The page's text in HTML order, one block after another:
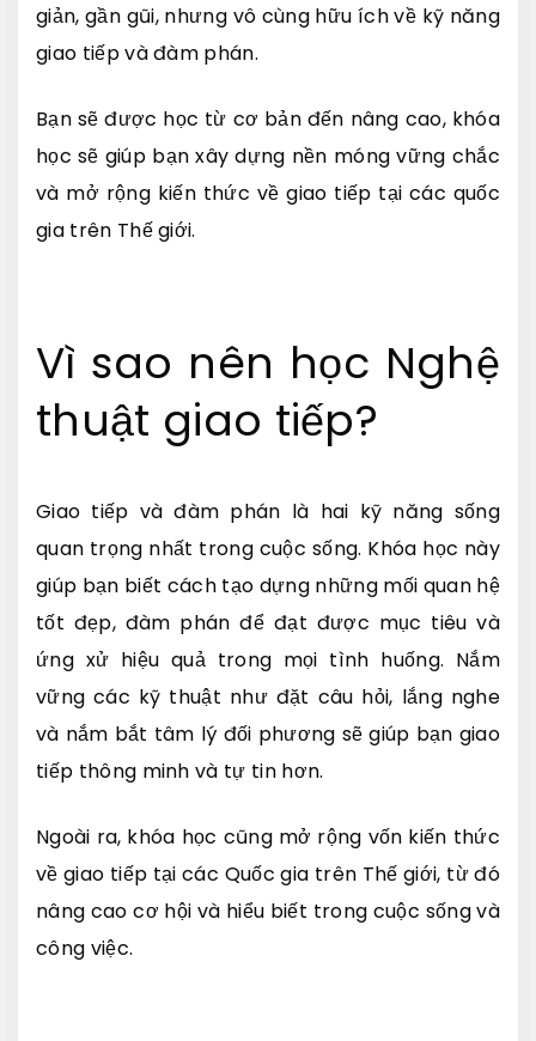
giản, gần gũi, nhưng vô cùng hữu ích về kỹ năng
giao tiếp và đàm phán.
Bạn sẽ được học từ cơ bản đến nâng cao, khóa
học sẽ giúp bạn xây dựng nền móng vững chắc
và mở rộng kiến thức về giao tiếp tại các quốc
gia trên Thế giới.
Vì sao nên học Nghệ
thuật giao tiếp?
Giao tiếp và đàm phán là hai kỹ năng sống
quan trọng nhất trong cuộc sống. Khóa học này
giúp bạn biết cách tạo dựng những mối quan hệ
tốt đẹp, đàm phán để đạt được mục tiêu và
ứng xử hiệu quả trong mọi tình huống. Nắm
vững các kỹ thuật như đặt câu hỏi, lắng nghe
và nắm bắt tâm lý đối phương sẽ giúp bạn giao
tiếp thông minh và tự tin hơn.
Ngoài ra, khóa học cũng mở rộng vốn kiến thức
về giao tiếp tại các Quốc gia trên Thế giới, từ đó
nâng cao cơ hội và hiểu biết trong cuộc sống và
công việc.